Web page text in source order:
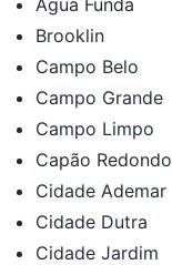
Brooklin
Campo Belo
Campo Grande
Campo Limpo
Capão Redondo
Cidade Ademar
Cidade Dutra
Cidade Jardim